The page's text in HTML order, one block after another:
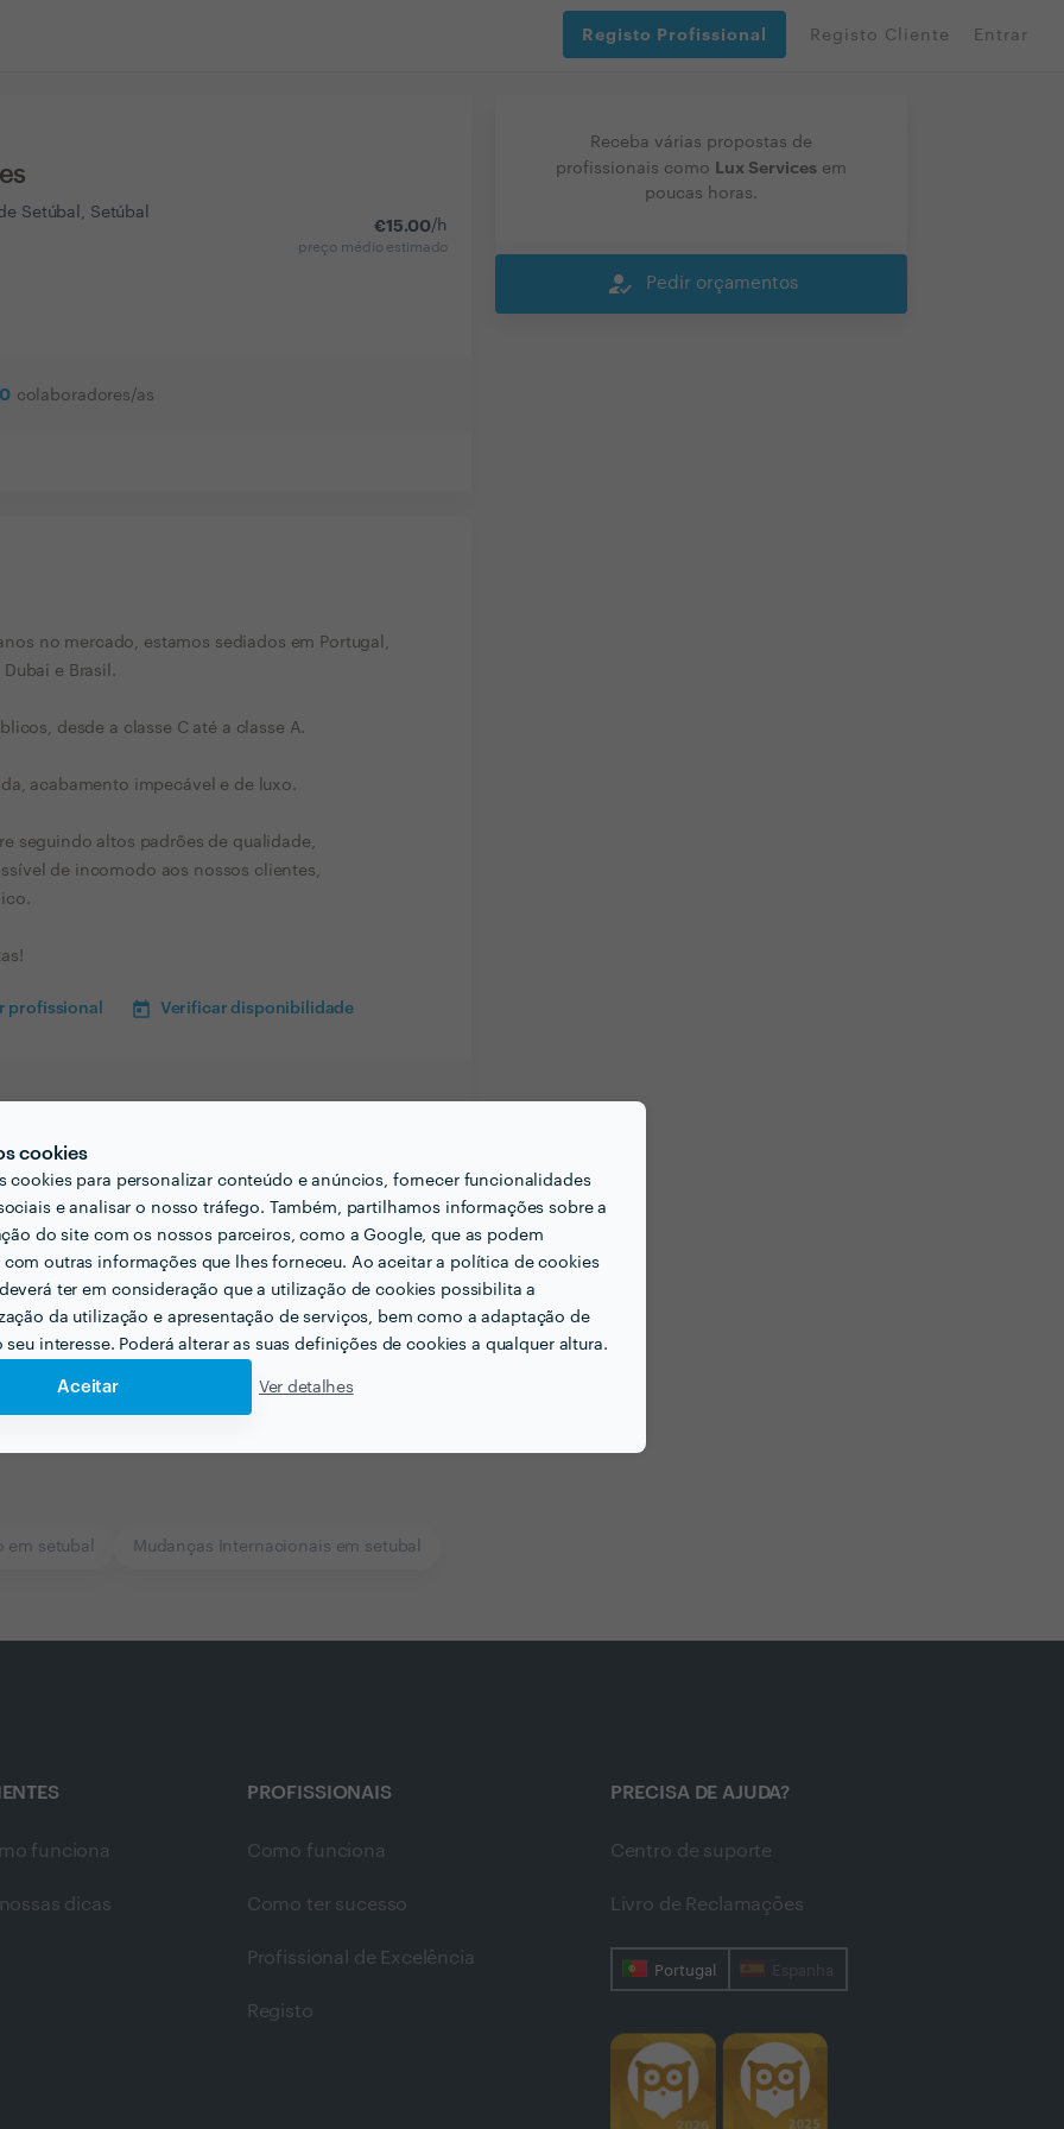
cookies
cookies para personalizar conteúdo e anúncios, fornecer funcionalidades
e analisar o nosso tráfego. Também, partilhamos informações sobre a
do site com os nossos parceiros, como a Google, que as podem
outras informações que lhes forneceu. Ao aceitar a política de cookies
ter em consideração que a utilização de cookies possibilita a
da utilização e apresentação de serviços, bem como a adaptação de
seu interesse. Poderá alterar as suas definições de cookies a qualquer altura.
Aceitar Ver detalhes
Registo Profissional Registo Cliente Entrar
Setúbal, Setúbal
€15.00/h
preço médio estimado
colaboradores/as
no mercado, estamos sediados em Portugal,
e Brasil.
desde a classe C até a classe A.
acabamento impecável e de luxo.
seguindo altos padrões de qualidade,
de incomodo aos nossos clientes,
profissional Verificar disponibilidade
email Endereço de e-mail
Receba várias propostas de
profissionais como
Lux Services em
poucas horas.
how_to_reg Pedir orçamentos
em setubal Mudanças Internacionais em setubal
funciona
dicas
PROFISSIONAIS
Como funciona
Como ter sucesso
Profissional de Excelência
Registo
PRECISA DE AJUDA?
Centro de suporte
Livro de Reclamações
Portugal Espanha